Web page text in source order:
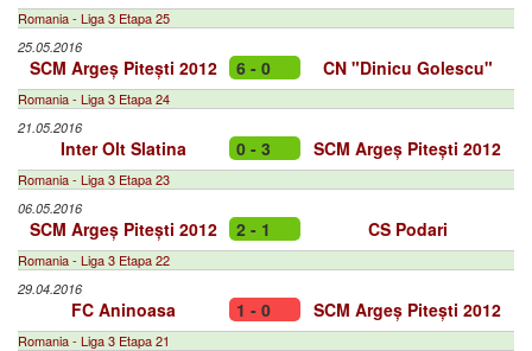
Romania - Liga 3 Etapa 25
25.05.2016
SCM Argeș Pitești 2012 6 - 0 CN "Dinicu Golescu"
Romania - Liga 3 Etapa 24
21.05.2016
Inter Olt Slatina 0 - 3 SCM Argeș Pitești 2012
Romania - Liga 3 Etapa 23
06.05.2016
SCM Argeș Pitești 2012 2 - 1 CS Podari
Romania - Liga 3 Etapa 22
29.04.2016
FC Aninoasa 1 - 0 SCM Argeș Pitești 2012
Romania - Liga 3 Etapa 21